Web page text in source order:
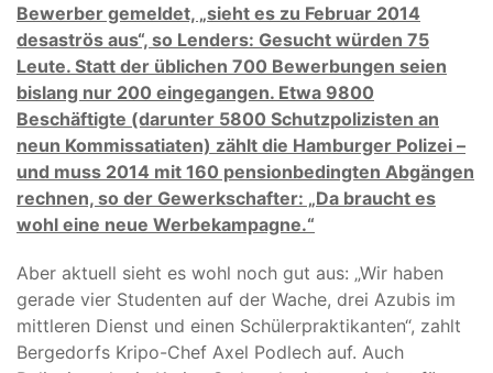
Bewerber gemeldet, „sieht es zu Februar 2014
desaströs aus“, so Lenders: Gesucht würden 75
Leute. Statt der üblichen 700 Bewerbungen seien
bislang nur 200 eingegangen. Etwa 9800
Beschäftigte (darunter 5800 Schutzpolizisten an
neun Kommissatiaten) zählt die Hamburger Polizei –
und muss 2014 mit 160 pensionbedingten Abgängen
rechnen, so der Gewerkschafter: „Da braucht es
wohl eine neue Werbekampagne.“
Aber aktuell sieht es wohl noch gut aus: „Wir haben
gerade vier Studenten auf der Wache, drei Azubis im
mittleren Dienst und einen Schülerpraktikanten“, zahlt
Bergedorfs Kripo-Chef Axel Podlech auf. Auch